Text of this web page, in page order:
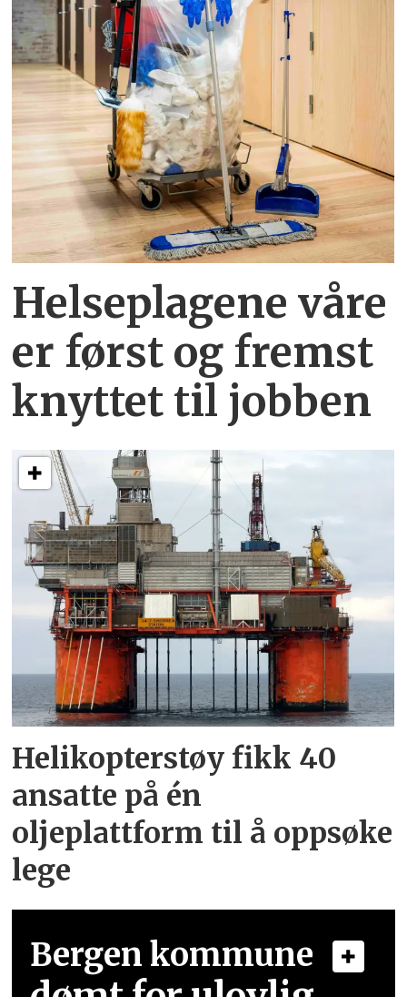
Helseplagene våre
er først og fremst
knyttet til jobben
Helikopterstøy fikk 40
ansatte på én
oljeplattform til å oppsøke
lege
Bergen kommune